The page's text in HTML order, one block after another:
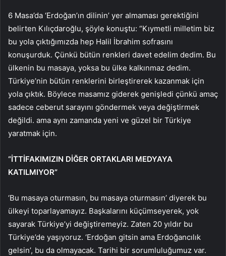
6 Masa’da ‘Erdoğan’ın dilinin’ yer almaması gerektiğini
belirten Kılıçdaroğlu, şöyle konuştu: “Kıymetli milletim biz
bu yola çıktığımızda hep Halil İbrahim sofrasını
konuşurduk. Çünkü bütün renkleri davet edelim dedim. Bu
ülkenin bu masaya, yoksa bu ülke kalkınmaz dedim.
Türkiye’nin bütün renklerini birleştirerek kazanmak için
yola çıktık. Böylece masamız giderek genişledi çünkü amaç
sadece ceberut sarayını göndermek veya değiştirmek
değildi. ama aynı zamanda yeni ve güzel bir Türkiye
yaratmak için.
“İTTİFAKIMIZIN DİĞER ORTAKLARI MEDYAYA
KATILMIYOR”
‘Bu masaya oturmasın, bu masaya oturmasın’ diyerek bu
ülkeyi toparlayamayız. Başkalarını küçümseyerek, yok
sayarak Türkiye’yi değiştiremeyiz. Zaten 20 yıldır bu
Türkiye’de yaşıyoruz. ‘Erdoğan gitsin ama Erdoğancılık
gelsin’, bu da olmayacak. Tarihi bir sorumluluğumuz var.